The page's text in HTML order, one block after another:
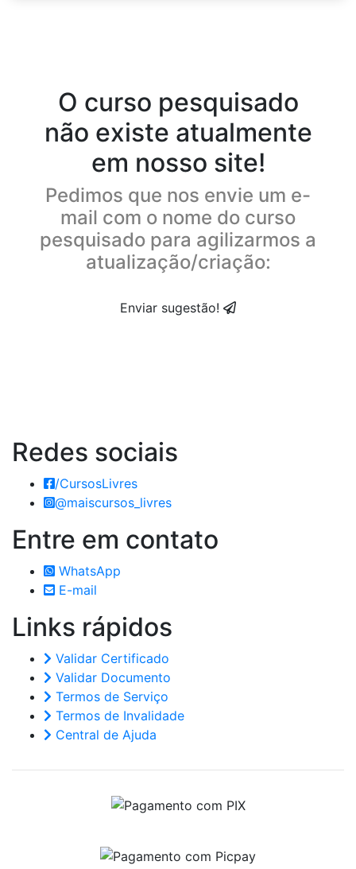
O curso pesquisado
não existe atualmente
em nosso site!
Pedimos que nos envie um e-
mail com o nome do curso
pesquisado para agilizarmos a
atualização/criação:
Enviar sugestão!
Redes sociais
/CursosLivres
@maiscursos_livres
Entre em contato
WhatsApp
E-mail
Links rápidos
Validar Certificado
Validar Documento
Termos de Serviço
Termos de Invalidade
Central de Ajuda